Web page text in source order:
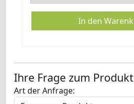
Ihre Frage zum Produkt
Art der Anfrage: